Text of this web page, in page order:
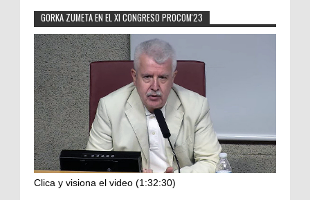
GORKA ZUMETA EN EL XI CONGRESO PROCOM'23
Clica y visiona el video (1:32:30)